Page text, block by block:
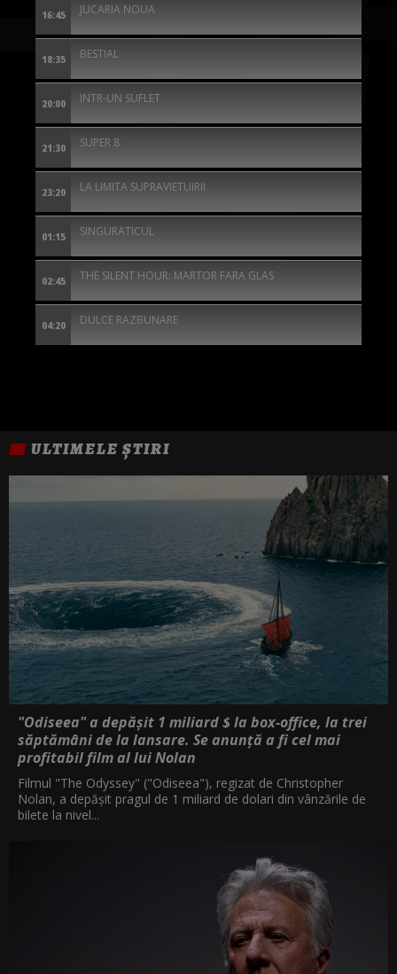
16:45 JUCARIA NOUA
18:35 BESTIAL
20:00 INTR-UN SUFLET
21:30 SUPER 8
23:20 LA LIMITA SUPRAVIETUIRII
01:15 SINGURATICUL
02:45 THE SILENT HOUR: MARTOR FARA GLAS
04:20 DULCE RAZBUNARE
ULTIMELE ȘTIRI
"Odiseea" a depășit 1 miliard $ la box-office, la trei
săptămâni de la lansare. Se anunță a fi cel mai
profitabil film al lui Nolan
Filmul "The Odyssey" ("Odiseea"), regizat de Christopher
Nolan, a depăşit pragul de 1 miliard de dolari din vânzările de
bilete la nivel...